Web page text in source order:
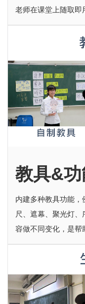
老师在课堂上随取即
教具&
内建多种教具功能
尺、遮幕、聚光灯
容做不同变化，是帮